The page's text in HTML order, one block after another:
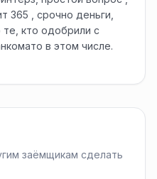
365 , срочно деньги,
те, кто одобрили с
в этом числе.
заёмщикам сделать